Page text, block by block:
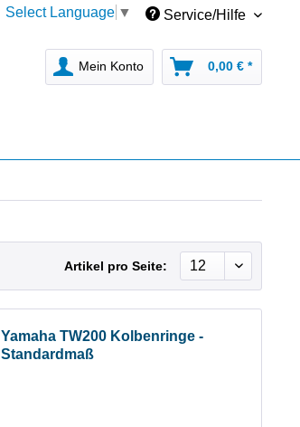
Select Language ▼ Service/Hilfe
Mein Konto 0,00 € *
Artikel pro Seite:
Yamaha TW200 Kolbenringe -
Standardmaß